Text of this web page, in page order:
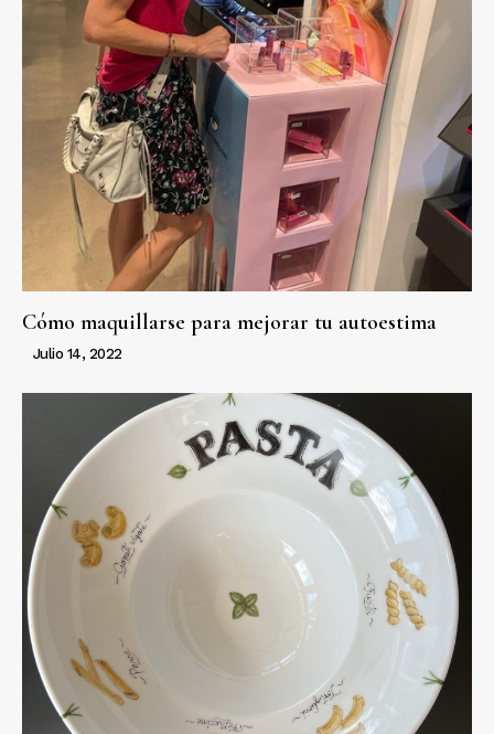
Cómo maquillarse para mejorar tu autoestima
Julio 14, 2022